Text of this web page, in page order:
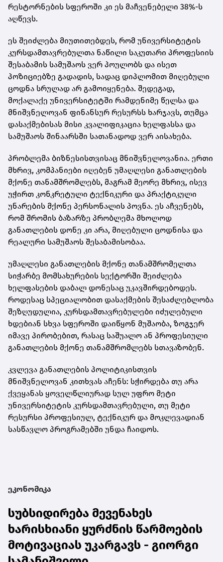
რესტორნების სფეროში კი ეს მაჩვენებელი 38%-ს
აღწევს.
ეს შეიძლება მიუთითებდეს, რომ უნივერსიტეტის
კურსდამთავრებულთა ნაწილი საკუთარი პროფესიის
შესაბამის სამუშაოს ვერ პოულობს და ისეთ
პოზიციებზე გადადის, სადაც დიპლომით მიღებული
ცოდნა სრულად არ გამოიყენება. შედეგად,
მოქალაქე უნივერსიტეტში რამდენიმე წელსა და
მნიშვნელოვან ფინანსურ რესურსს ხარჯავს, თუმცა
დასაქმებისას მისი კვალიფიკაცია ხელფასსა და
სამუშაოს შინაარსში სათანადოდ ვერ აისახება.
პრობლემა ბიზნესისთვისაც მნიშვნელოვანია. ერთი
მხრივ, კომპანიები იღებენ უმაღლესი განათლების
მქონე თანამშრომლებს, მაგრამ მეორე მხრივ, ისევ
უჭირთ კონკრეტული ტექნიკური და პრაქტიკული
უნარების მქონე პერსონალის პოვნა. ეს აჩვენებს,
რომ შრომის ბაზარზე პრობლემა მხოლოდ
განათლების დონე კი არა, მიღებული ცოდნისა და
რეალური სამუშაოს შესაბამისობაა.
უმაღლესი განათლების მქონე თანამშრომელთა
სიჭარბე მომსახურების სექტორში შეიძლება
ხელფასების დაბალ დონესაც უკავშირდებოდეს.
როდესაც სპეციალობით დასაქმების შესაძლებლობა
შეზღუდულია, კურსდამთავრებულები იძულებული
ხდებიან სხვა სფეროში დაიწყონ მუშაობა, ზოგჯერ
იმავე პირობებით, რასაც საშუალო ან პროფესიული
განათლების მქონე თანამშრომლებს სთავაზობენ.
კვლევა განათლების პოლიტიკისთვის
მნიშვნელოვან კითხვას აჩენს: სჭირდება თუ არა
ქვეყანას ყოველწლიურად სულ უფრო მეტი
უნივერსიტეტის კურსდამთავრებული, თუ მეტი
რესურსი პროფესიულ, ტექნიკურ და მოკლევადიან
სასწავლო პროგრამებში უნდა ჩაიდოს.
ეკონომიკა
სუბსიდირება მევენახეს
ხარისხიანი ყურძნის წარმოების
მოტივაციას უკარგავს - გიორგი